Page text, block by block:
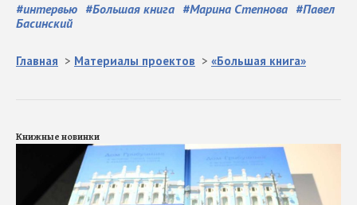
#интервью #Большая книга #Марина Степнова #Павел
Басинский
Главная > Материалы проектов > «Большая книга»
Книжные новинки